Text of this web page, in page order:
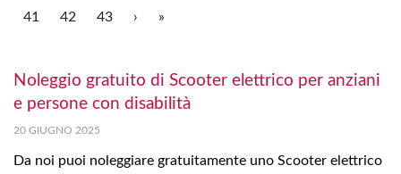
41 42 43 › »
Noleggio gratuito di Scooter elettrico per anziani
e persone con disabilità
20 GIUGNO 2025
Da noi puoi noleggiare gratuitamente uno Scooter elettrico